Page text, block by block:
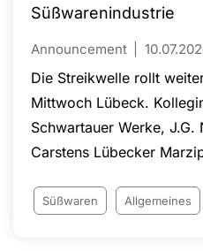
Süßwarenindustrie
Announcement
Die Streikwelle rollt
Mittwoch Lübeck.
Schwartauer Werke, J.G.
Carstens Lübecker
Süßwaren Allgemeines